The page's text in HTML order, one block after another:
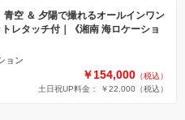
青空 ＆ 夕陽で撮れるオールインワン
レタッチ付｜《湘南 海ロケーショ
ョン
￥154,000 （税込）
土日祝UP料金： ￥22,000 （税込）